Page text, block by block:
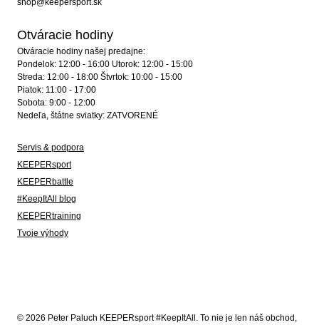
shop@keepersport.sk
Otváracie hodiny
Otváracie hodiny našej predajne:
Pondelok: 12:00 - 16:00 Utorok: 12:00 - 15:00
Streda: 12:00 - 18:00 Štvrtok: 10:00 - 15:00
Piatok: 11:00 - 17:00
Sobota: 9:00 - 12:00
Nedeľa, štátne sviatky: ZATVORENÉ
Servis & podpora
KEEPERsport
KEEPERbattle
#KeepItAll blog
KEEPERtraining
Tvoje výhody
© 2026 Peter Paluch KEEPERsport #KeepItAll. To nie je len náš obchod,